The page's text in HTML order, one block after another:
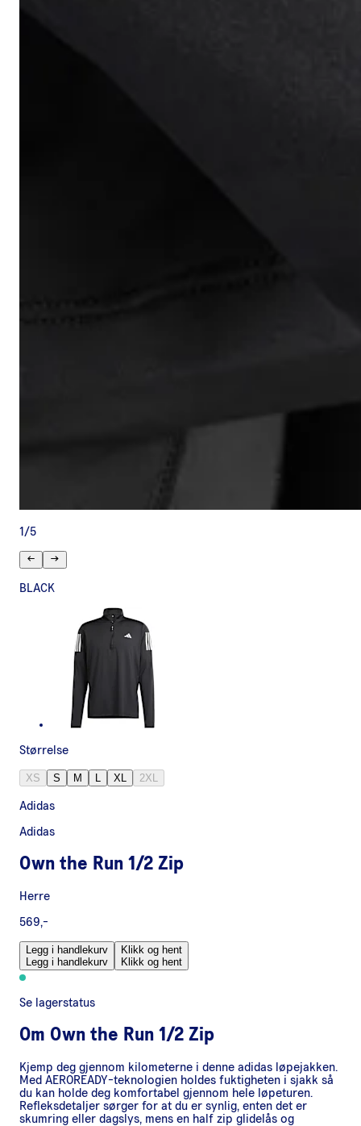
1 /5
BLACK
Størrelse
XS S M L XL 2XL
Adidas
Adidas
Own the Run 1/2 Zip
Herre
569,-
Legg i handlekurv
Legg i handlekurv
Klikk og hent
Klikk og hent
Se lagerstatus
Om Own the Run 1/2 Zip
Kjemp deg gjennom kilometerne i denne adidas løpejakken.
Med AEROREADY-teknologien holdes fuktigheten i sjakk så
du kan holde deg komfortabel gjennom hele løpeturen.
Refleksdetaljer sørger for at du er synlig, enten det er
skumring eller dagslys, mens en half zip glidelås og